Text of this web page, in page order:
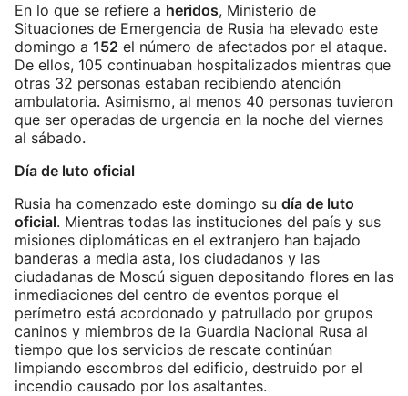
En lo que se refiere a heridos, Ministerio de
Situaciones de Emergencia de Rusia ha elevado este
domingo a 152 el número de afectados por el ataque.
De ellos, 105 continuaban hospitalizados mientras que
otras 32 personas estaban recibiendo atención
ambulatoria. Asimismo, al menos 40 personas tuvieron
que ser operadas de urgencia en la noche del viernes
al sábado.
Día de luto oficial
Rusia ha comenzado este domingo su día de luto
oficial. Mientras todas las instituciones del país y sus
misiones diplomáticas en el extranjero han bajado
banderas a media asta, los ciudadanos y las
ciudadanas de Moscú siguen depositando flores en las
inmediaciones del centro de eventos porque el
perímetro está acordonado y patrullado por grupos
caninos y miembros de la Guardia Nacional Rusa al
tiempo que los servicios de rescate continúan
limpiando escombros del edificio, destruido por el
incendio causado por los asaltantes.